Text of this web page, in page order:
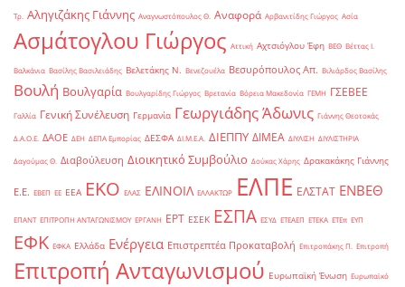
Τρ. Αληγιζάκης Γιάννης Αναγνωστόπουλος Θ. Αναφορά Αρβανιτίδης Γιώργος Ασία
Ασμάτογλου Γιώργος Αττική Αχτσιόγλου Έφη ΒΕΘ Βέττας Ι.
Βαλκάνια Βασίλης Βασιλειάδης Βελετάκης Ν. Βενεζουέλα Βεσυρόπουλος Απ. Βιλιάρδος Βασίλης
Βουλή Βουλγαρία Βουλγαρίδης Γιώργος Βρετανία Βόρεια Μακεδονία ΓΕΜΗ ΓΣΕΒΕΕ
Γαλλία Γενική Συνέλευση Γερμανία Γεωργιάδης Άδωνις Γιάννης Θεοτοκάς
Δ.Α.Ο.Ε. ΔΑΟΕ ΔΕΗ ΔΕΠΑ Εμπορίας ΔΕΣΦΑ ΔΙ.Μ.Ε.Α. ΔΙΕΠΠΥ ΔΙΜΕΑ ΔΙΥΛΙΣΗ ΔΙΥΛΙΣΤΗΡΙΑ
Δαγούμας Θ. Διαβούλευση Διοικητικό Συμβούλιο Δούκας Χάρης Δρακακάκης Γιάννης
Ε.Ε. ΕΒΕΠ ΕΕ ΕΕΑ ΕΚΟ ΕΛΑΣ ΕΛΙΝΟΙΛ ΕΛΛΑΚΤΩΡ ΕΛΠΕ ΕΛΣΤΑΤ ΕΝΒΕΘ
ΕΠΑΝΤ ΕΠΙΤΡΟΠΗ ΑΝΤΑΓΩΝΙΣΜΟΥ ΕΡΓΑΝΗ ΕΡΤ ΕΣΕΚ ΕΣΠΑ ΕΣΥΔ ΕΤΕΑΕΠ ΕΤΕΚΑ ΕΤΕπ ΕΥΠ
ΕΦΚ ΕΦΚΑ Ελλάδα Ενέργεια Επιστρεπτέα Προκαταβολή Επιτροπάκης Π. Επιτροπή
Επιτροπή Ανταγωνισμού Ευρωπαϊκή Ένωση Ευρωπαϊκό